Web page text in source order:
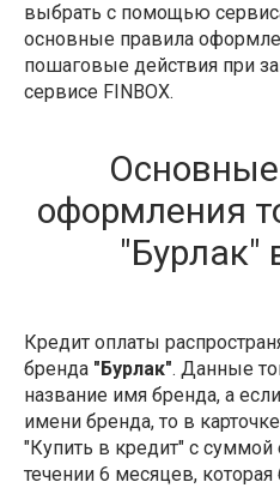
выбрать с помощью
основные правила
пошаговые действия при
сервисе FINBOX.
оформления
"Бурлак"
Кредит оплаты
бренда "Бурлак". Данные
название имя бренда, а
имени бренда, то в
"Купить в кредит" с
течении 6 месяцев, которая